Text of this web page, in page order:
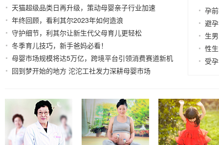
级
2021-01-21
天猫超级品类日再升级，策动母婴亲子行业加速
01-11
年终回顾，看利其尔2023年如何造浪
守护细节，利其尔让新生代父母育儿更轻松
冬季育儿技巧，新手爸妈必看！
母婴市场规模将达5万亿，跨境平台引领消费赛道新机
遇
2020-10-13
回到梦开始的地方 沱沱工社发力深耕母婴市场
孕
避孕
生
性
受孕